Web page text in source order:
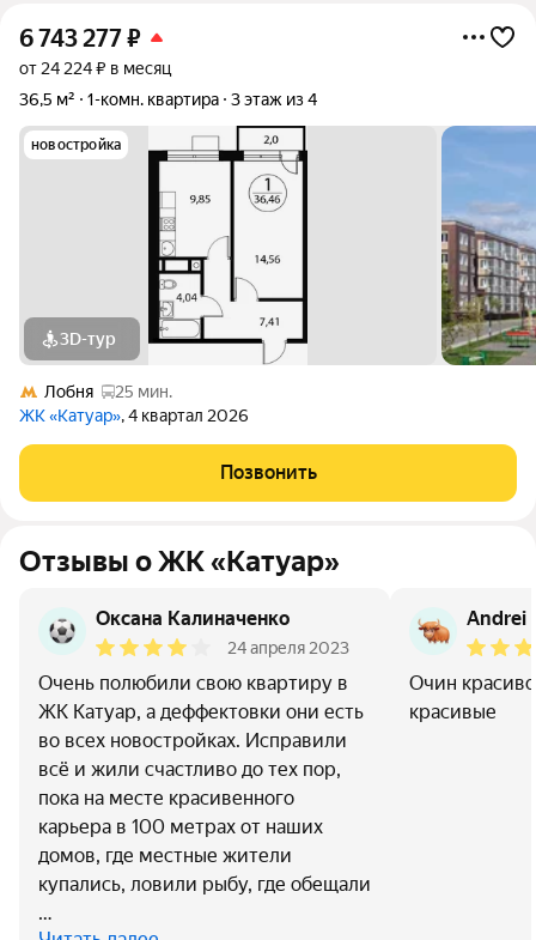
6 743 277₽
от 24 224 ₽ в месяц
36,5 м²
1-комн. квартира 3 этаж из 4
новостройка
3D-тур
Лобня
25 мин.
ЖК «Катуар», 4 квартал 2026
Позвонить
Отзывы о ЖК «Катуар»
Оксана Калиначенко
24 апреля 2023
Очень полюбили свою квартиру в
ЖК Катуар, а деффектовки они есть
во всех новостройках. Исправили
всё и жили счастливо до тех пор,
пока на месте красивенного
карьера в 100 метрах от наших
домов, где местные жители
купались, ловили рыбу, где обещали
…
Andrei
Очин
красивые